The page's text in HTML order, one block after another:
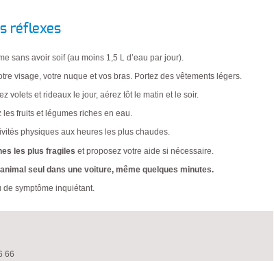
réflexes
sans avoir soif (au moins 1,5 L d’eau par jour).
visage, votre nuque et vos bras. Portez des vêtements légers.
volets et rideaux le jour, aérez tôt le matin et le soir.
les fruits et légumes riches en eau.
physiques aux heures les plus chaudes.
les plus fragileset proposez votre aide si nécessaire.
seul dans une voiture, même quelques minutes.
de symptôme inquiétant.
66